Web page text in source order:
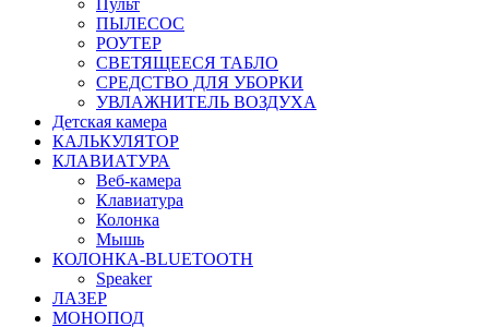
Пульт
ПЫЛЕСОС
РОУТЕР
СВЕТЯЩЕЕСЯ ТАБЛО
СРЕДСТВО ДЛЯ УБОРКИ
УВЛАЖНИТЕЛЬ ВОЗДУХА
Детская камера
КАЛЬКУЛЯТОР
КЛАВИАТУРА
Веб-камера
Клавиатура
Колонка
Мышь
КОЛОНКА-BLUETOOTH
Speaker
ЛАЗЕР
МОНОПОД